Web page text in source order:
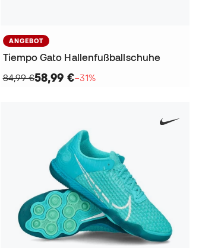
ANGEBOT
Tiempo Gato Hallenfußballschuhe
84,99 €58,99 €−31%